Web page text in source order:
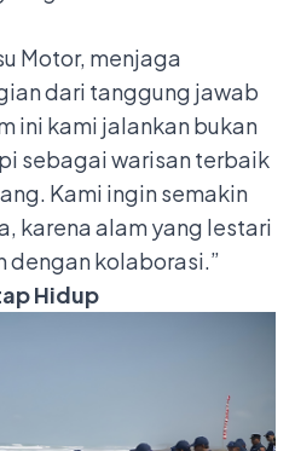
Motor, menjaga
dari tanggung jawab
ini kami jalankan bukan
sebagai warisan terbaik
Kami ingin semakin
karena alam yang lestari
dengan kolaborasi.”
Hidup